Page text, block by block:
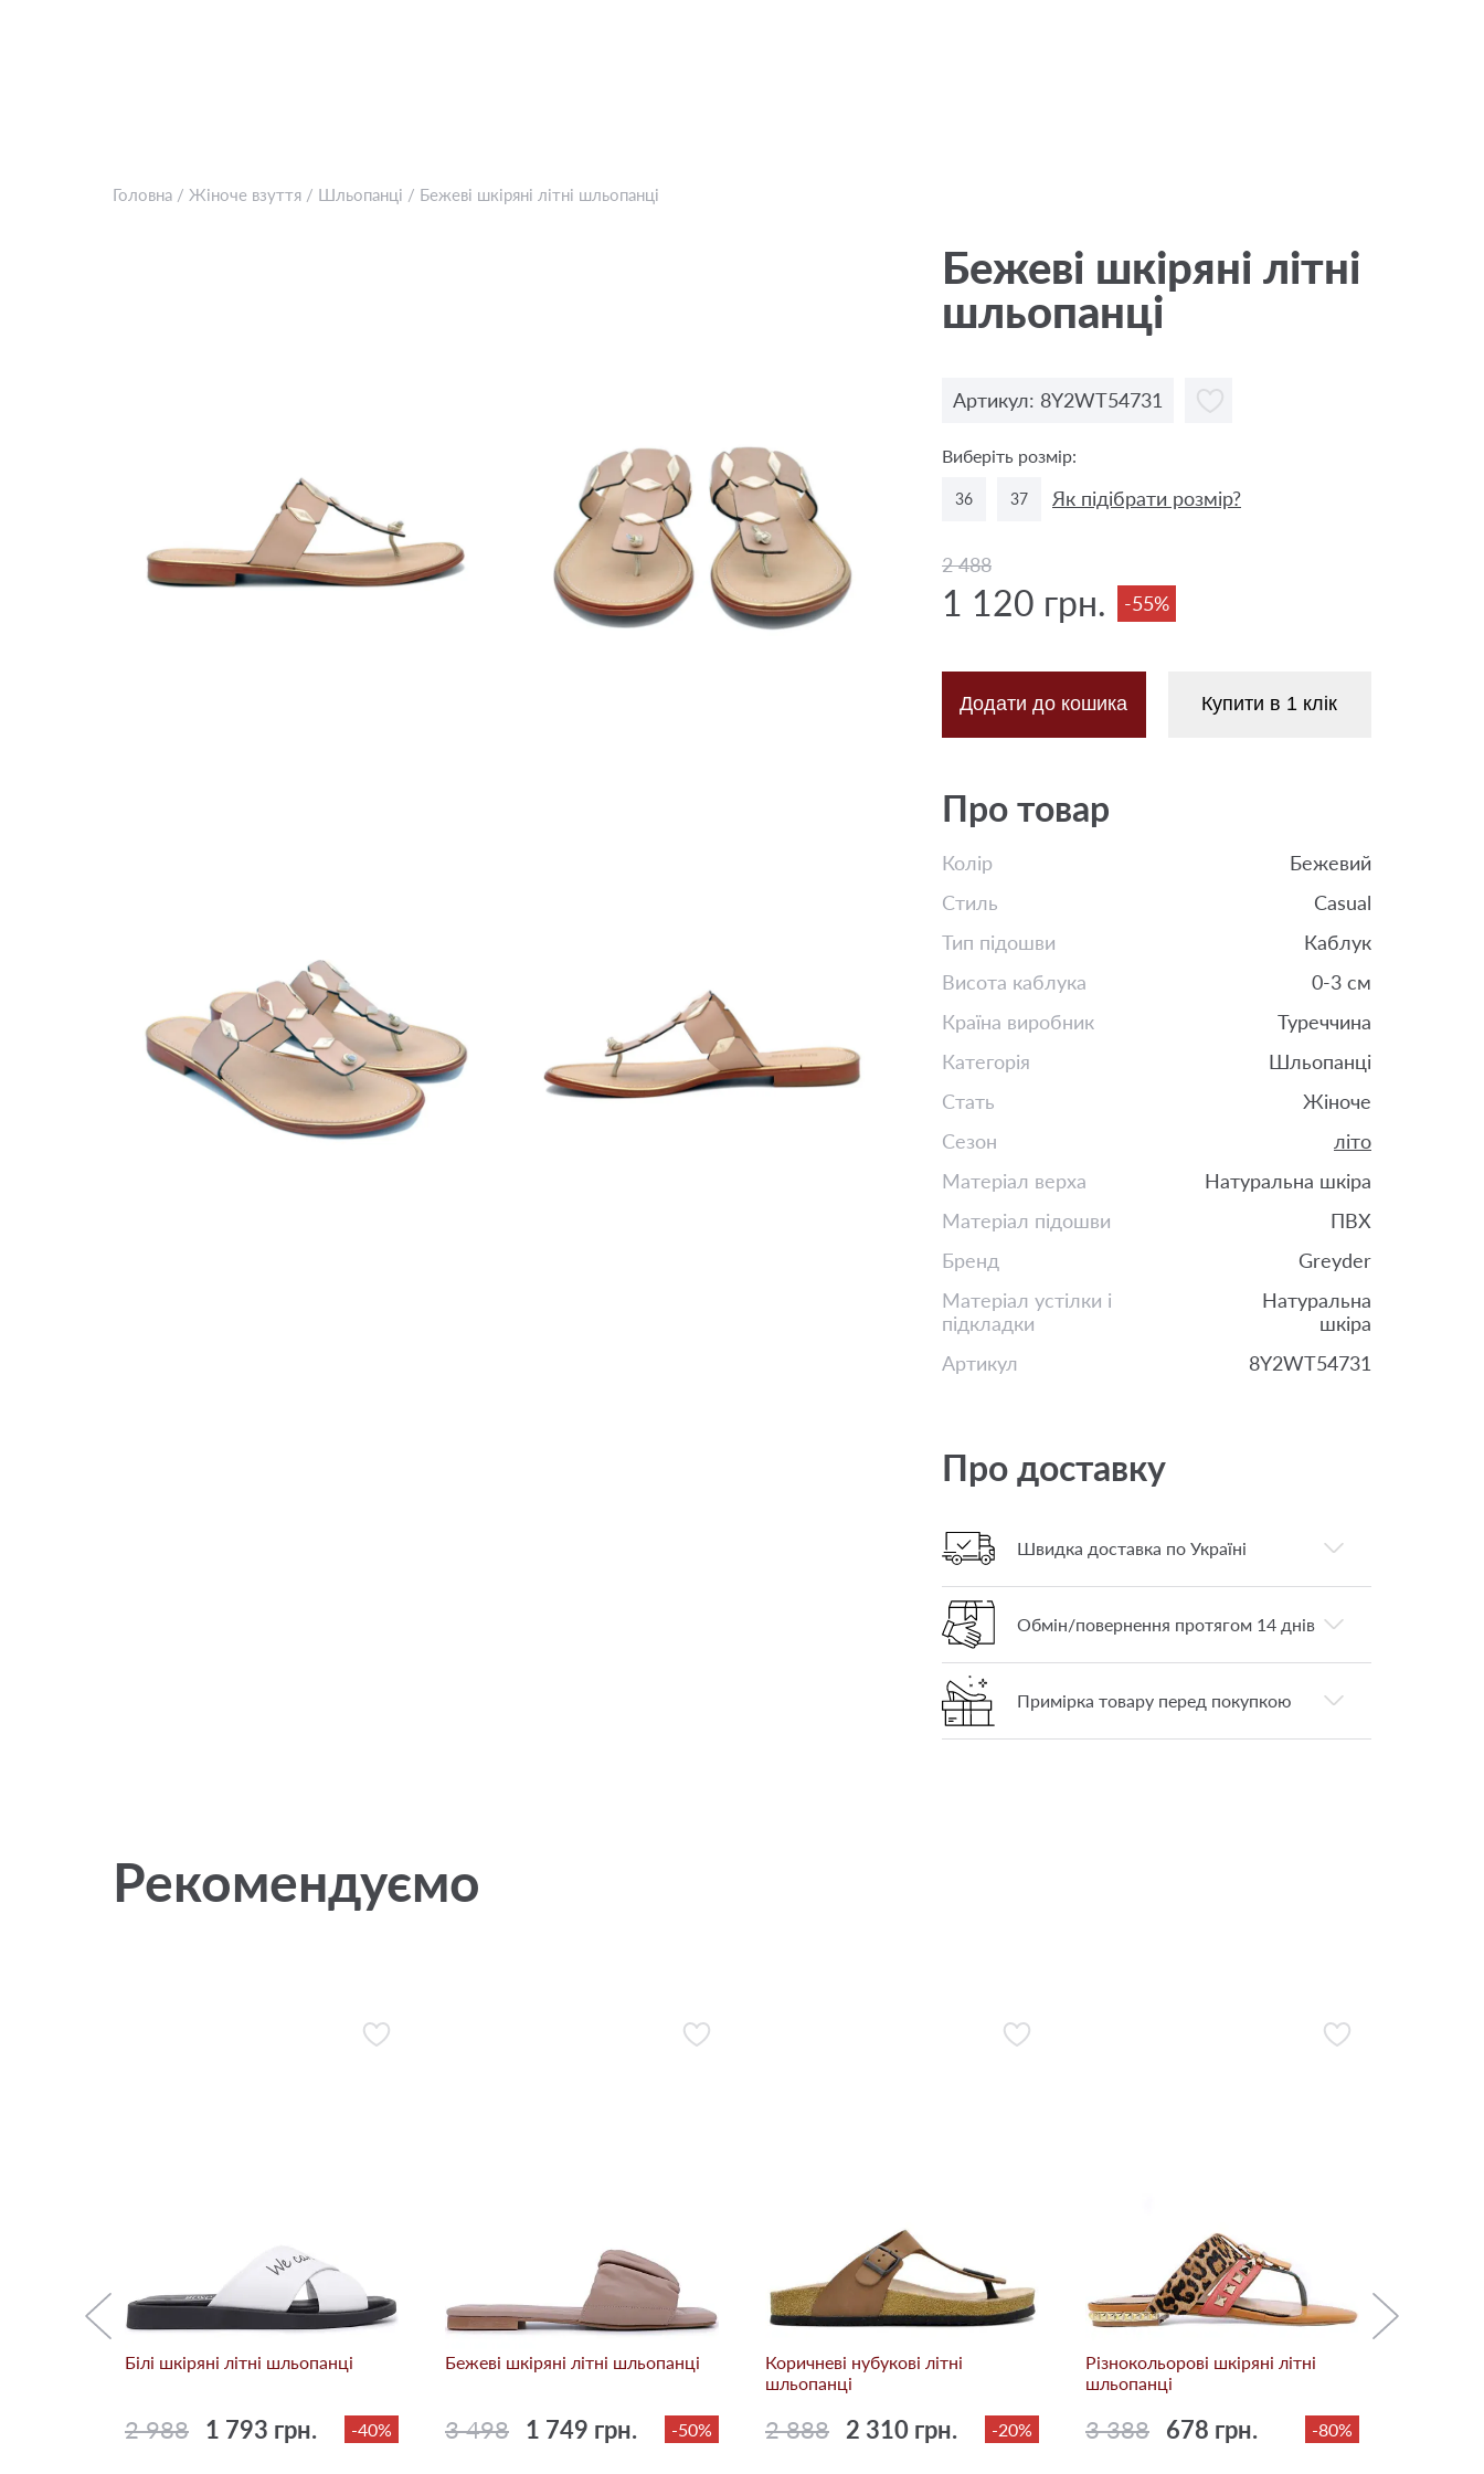
Головна / Жіноче взуття / Шльопанці / Бежевi шкіряні літні шльопанці
Бежевi шкіряні літні
шльопанці
Артикул: 8Y2WT54731
Виберіть розмір:
36 37 Як підібрати розмір?
2 488
1 120 грн. -55%
Додати до кошика Купити в 1 клік
Про товар
Колір
Бежевий
Стиль
Casual
Тип підошви
Каблук
Висота каблука
0-3 см
Країна виробник
Туреччина
Категорія
Шльопанці
Стать
Жіноче
Сезон
літо
Матеріал верха
Натуральна шкіра
Матеріал підошви
ПВХ
Бренд
Greyder
Матеріал устілки і
підкладки
Натуральна
шкіра
Артикул
8Y2WT54731
Про доставку
Швидка доставка по Україні
Обмін/повернення протягом 14 днів
Примірка товару перед покупкою
Рекомендуємо
Білі шкіряні літні шльопанці
2 988 1 793 грн. -40%
Бежевi шкіряні літні шльопанці
3 498 1 749 грн. -50%
Коричневі нубукові літні
шльопанці
2 888 2 310 грн. -20%
Різнокольорові шкіряні літні
шльопанці
3 388 678 грн. -80%